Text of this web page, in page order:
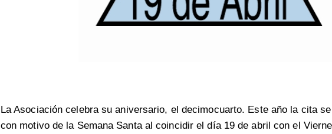
La Asociación celebra su aniversario, el decimocuarto. Este año la cita
con motivo de la Semana Santa al coincidir el día 19 de abril con el